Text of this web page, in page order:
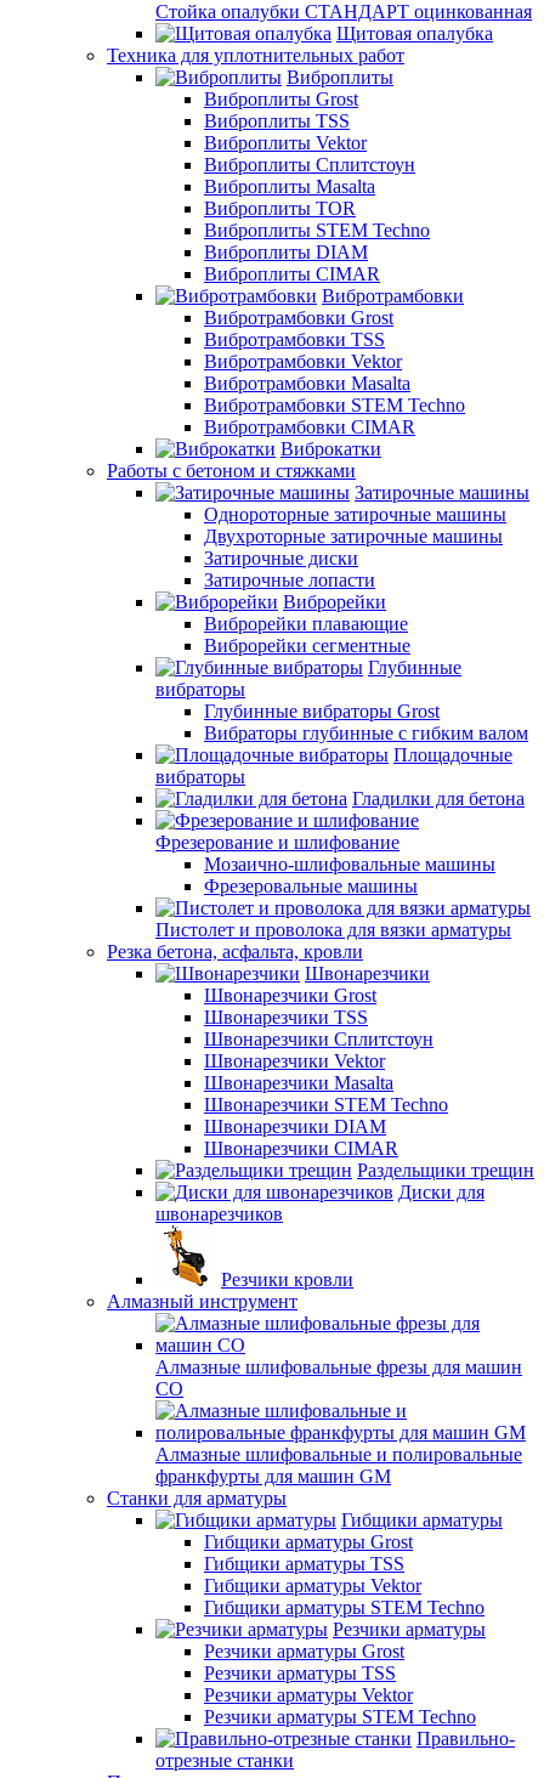
Стойка опалубки СТАНДАРТ оцинкованная
Щитовая опалубка
Техника для уплотнительных работ
Виброплиты
Виброплиты Grost
Виброплиты TSS
Виброплиты Vektor
Виброплиты Сплитстоун
Виброплиты Masalta
Виброплиты TOR
Виброплиты STEM Techno
Виброплиты DIAM
Виброплиты CIMAR
Вибротрамбовки
Вибротрамбовки Grost
Вибротрамбовки TSS
Вибротрамбовки Vektor
Вибротрамбовки Masalta
Вибротрамбовки STEM Techno
Вибротрамбовки CIMAR
Виброкатки
Работы с бетоном и стяжками
Затирочные машины
Однороторные затирочные машины
Двухроторные затирочные машины
Затирочные диски
Затирочные лопасти
Виброрейки
Виброрейки плавающие
Виброрейки сегментные
Глубинные
вибраторы
Глубинные вибраторы Grost
Вибраторы глубинные с гибким валом
Площадочные
вибраторы
Гладилки для бетона
Фрезерование и шлифование
Мозаично-шлифовальные машины
Фрезеровальные машины
Пистолет и проволока для вязки арматуры
Резка бетона, асфальта, кровли
Швонарезчики
Швонарезчики Grost
Швонарезчики TSS
Швонарезчики Сплитстоун
Швонарезчики Vektor
Швонарезчики Masalta
Швонарезчики STEM Techno
Швонарезчики DIAM
Швонарезчики CIMAR
Раздельщики трещин
Диски для
швонарезчиков
Резчики кровли
Алмазный инструмент
Алмазные шлифовальные фрезы для машин
СО
Алмазные шлифовальные и полировальные
франкфурты для машин GM
Станки для арматуры
Гибщики арматуры
Гибщики арматуры Grost
Гибщики арматуры TSS
Гибщики арматуры Vektor
Гибщики арматуры STEM Techno
Резчики арматуры
Резчики арматуры Grost
Резчики арматуры TSS
Резчики арматуры Vektor
Резчики арматуры STEM Techno
Правильно-
отрезные станки